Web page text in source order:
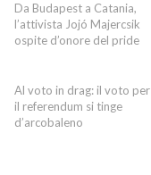
Da Budapest a Catania,
l’attivista Jojó Majercsik
ospite d’onore del pride
Al voto in drag: il voto per
il referendum si tinge
d’arcobaleno